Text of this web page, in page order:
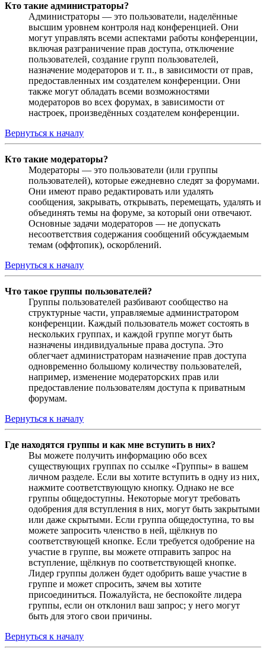
Кто такие администраторы?
Администраторы — это пользователи, наделённые
высшим уровнем контроля над конференцией. Они
могут управлять всеми аспектами работы конференции,
включая разграничение прав доступа, отключение
пользователей, создание групп пользователей,
назначение модераторов и т. п., в зависимости от прав,
предоставленных им создателем конференции. Они
также могут обладать всеми возможностями
модераторов во всех форумах, в зависимости от
настроек, произведённых создателем конференции.
Вернуться к началу
Кто такие модераторы?
Модераторы — это пользователи (или группы
пользователей), которые ежедневно следят за форумами.
Они имеют право редактировать или удалять
сообщения, закрывать, открывать, перемещать, удалять и
объединять темы на форуме, за который они отвечают.
Основные задачи модераторов — не допускать
несоответствия содержания сообщений обсуждаемым
темам (оффтопик), оскорблений.
Вернуться к началу
Что такое группы пользователей?
Группы пользователей разбивают сообщество на
структурные части, управляемые администратором
конференции. Каждый пользователь может состоять в
нескольких группах, и каждой группе могут быть
назначены индивидуальные права доступа. Это
облегчает администраторам назначение прав доступа
одновременно большому количеству пользователей,
например, изменение модераторских прав или
предоставление пользователям доступа к приватным
форумам.
Вернуться к началу
Где находятся группы и как мне вступить в них?
Вы можете получить информацию обо всех
существующих группах по ссылке «Группы» в вашем
личном разделе. Если вы хотите вступить в одну из них,
нажмите соответствующую кнопку. Однако не все
группы общедоступны. Некоторые могут требовать
одобрения для вступления в них, могут быть закрытыми
или даже скрытыми. Если группа общедоступна, то вы
можете запросить членство в ней, щёлкнув по
соответствующей кнопке. Если требуется одобрение на
участие в группе, вы можете отправить запрос на
вступление, щёлкнув по соответствующей кнопке.
Лидер группы должен будет одобрить ваше участие в
группе и может спросить, зачем вы хотите
присоединиться. Пожалуйста, не беспокойте лидера
группы, если он отклонил ваш запрос; у него могут
быть для этого свои причины.
Вернуться к началу